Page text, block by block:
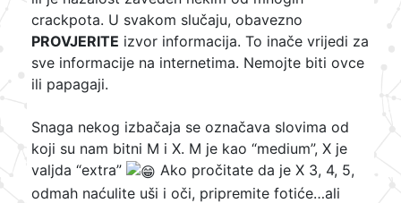
crackpota. U svakom slučaju, obavezno
PROVJERITE izvor informacija. To inače vrijedi za
sve informacije na internetima. Nemojte biti ovce
ili papagaji.
Snaga nekog izbačaja se označava slovima od
koji su nam bitni M i X. M je kao “medium”, X je
valjda “extra”
Ako pročitate da je X 3, 4, 5,
odmah naćulite uši i oči, pripremite fotiće…ali